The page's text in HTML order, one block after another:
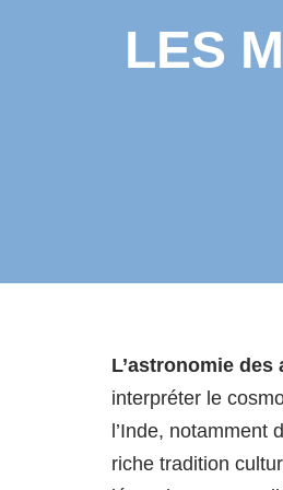
LES
L’astronomie des
interpréter le
l’Inde, notamment
riche tradition